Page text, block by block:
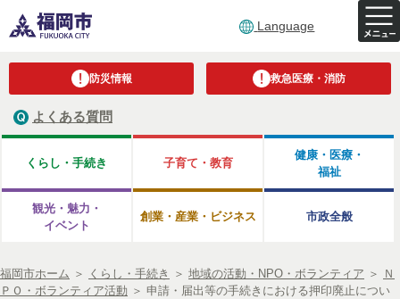
Language
防災情報 救急医療・消防
よくある質問
くらし・手続き 子育て・教育
健康・医療・
福祉
観光・魅力・
イベント
創業・産業・ビジネス 市政全般
福岡市ホーム ＞ くらし・手続き ＞ 地域の活動・NPO・ボランティア ＞
Ｎ
ＰＯ・ボランティア活動 ＞ 申請・届出等の手続きにおける押印廃止につい